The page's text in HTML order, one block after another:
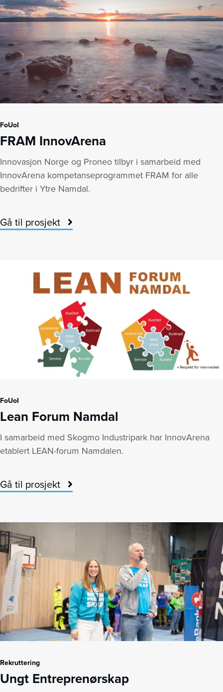
FoUoI
FRAM InnovArena
Innovasjon Norge og Proneo tilbyr i samarbeid med
InnovArena kompetanseprogrammet FRAM for alle
bedrifter i Ytre Namdal.
Gå til prosjekt
FoUoI
Lean Forum Namdal
I samarbeid med Skogmo Industripark har InnovArena
etablert LEAN-forum Namdalen.
Gå til prosjekt
Rekruttering
Ungt Entreprenørskap